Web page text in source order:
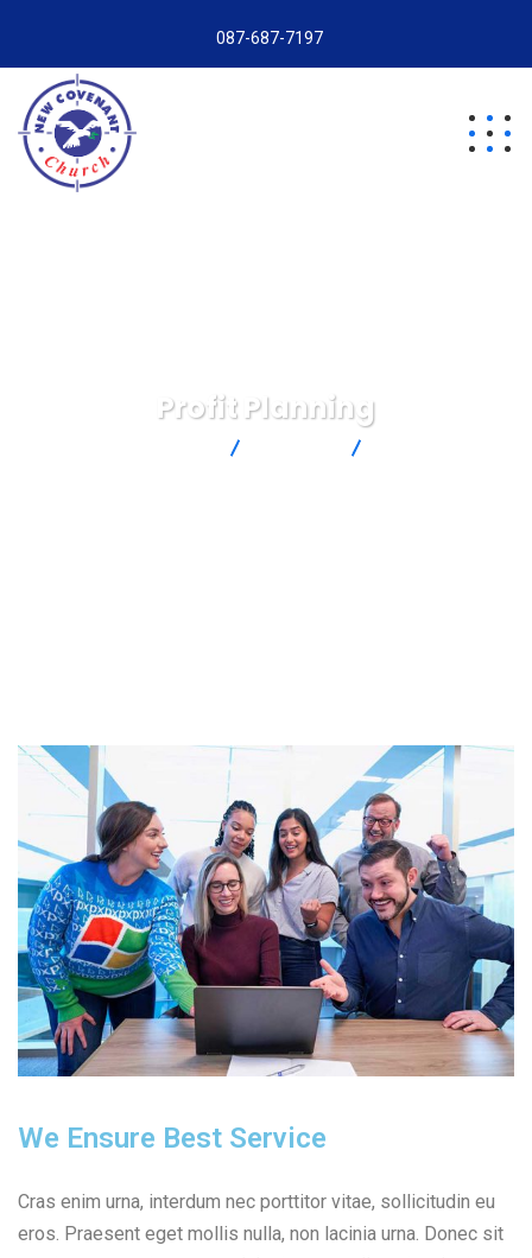
087-687-7197
Profit Planning
We Ensure Best Service
Cras enim urna, interdum nec porttitor vitae, sollicitudin eu
eros. Praesent eget mollis nulla, non lacinia urna. Donec sit